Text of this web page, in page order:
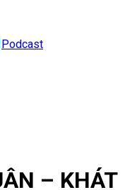
Podcast
– KHÁT